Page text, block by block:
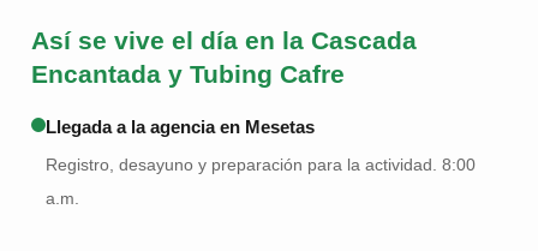
Así se vive el día en la Cascada
Encantada y Tubing Cafre
Llegada a la agencia en Mesetas
Registro, desayuno y preparación para la actividad. 8:00
a.m.